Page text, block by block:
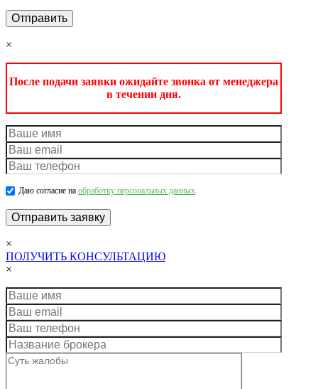
×
После подачи заявки ожидайте звонка от менеджера
в течении дня.
Даю согласие на обработку персональных данных.
×
ПОЛУЧИТЬ КОНСУЛЬТАЦИЮ
×